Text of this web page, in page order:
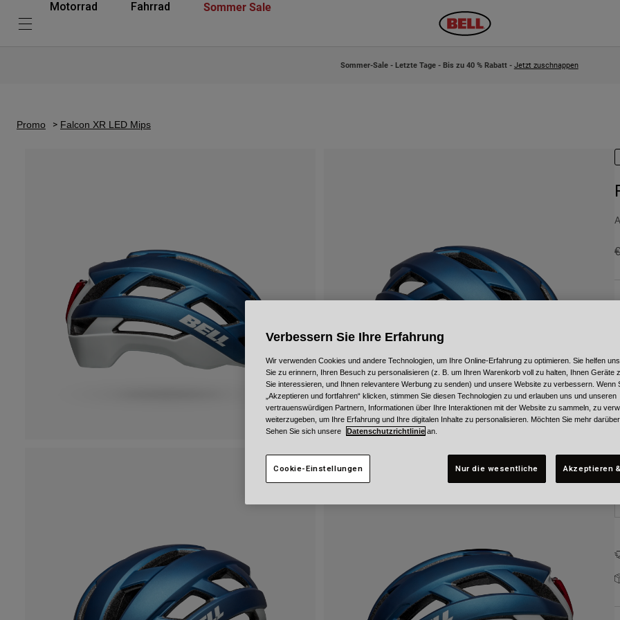
Motorrad Fahrrad Sommer Sale
Sommer-Sale - Letzte Tage - Bis zu 40 % Rabatt - Jetzt zuschnappen
Promo Falcon XR LED Mips
Verbessern Sie Ihre Erfahrung
Wir verwenden Cookies und andere Technologien, um Ihre Online-Erfahrung zu optimieren. Sie helfen
Sie zu erinnern, Ihren Besuch zu personalisieren (z. B. um Ihren Warenkorb voll zu halten, Ihnen Geräte
Sie interessieren, und Ihnen relevantere Werbung zu senden) und unsere Website zu verbessern. Wenn
„Akzeptieren und fortfahren“ klicken, stimmen Sie diesen Technologien zu und erlauben uns und unseren
vertrauenswürdigen Partnern, Informationen über Ihre Interaktionen mit der Website zu sammeln, zu
weiterzugeben, um Ihre Erfahrung und Ihre digitalen Inhalte zu personalisieren. Möchten Sie mehr
Sehen Sie sich unsere
Datenschutzrichtlinie an.
Cookie-Einstellungen Nur die wesentliche Akzeptieren